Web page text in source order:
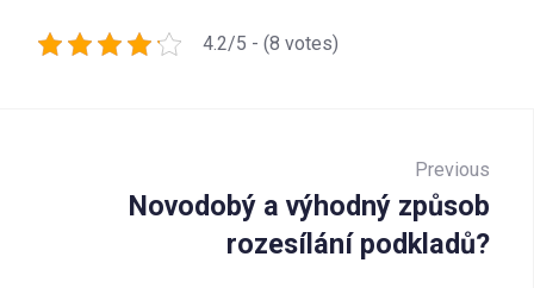
4.2/5 - (8 votes)
příspěvek
Previous
Novodobý a výhodný způsob
rozesílání podkladů?